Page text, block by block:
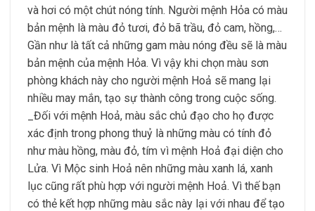
và hơi có một chút nóng tính. Người mệnh Hỏa có màu
bản mệnh là màu đỏ tươi, đỏ bã trầu, đỏ cam, hồng,…
Gần như là tất cả những gam màu nóng đều sẽ là màu
bản mệnh của mệnh Hỏa. Vì vậy khi chọn màu sơn
phòng khách này cho người mệnh Hoả sẽ mang lại
nhiều may mắn, tạo sự thành công trong cuộc sống.
_Đối với mệnh Hoả, màu sắc chủ đạo cho họ được
xác định trong phong thuỷ là những màu có tính đỏ
như màu hồng, màu đỏ, tím vì mệnh Hoả đại diện cho
Lửa. Vì Mộc sinh Hoả nên những màu xanh lá, xanh
lục cũng rất phù hợp với người mệnh Hoả. Vì thế bạn
có thẻ kết hợp những màu sắc này lại với nhau để tạo